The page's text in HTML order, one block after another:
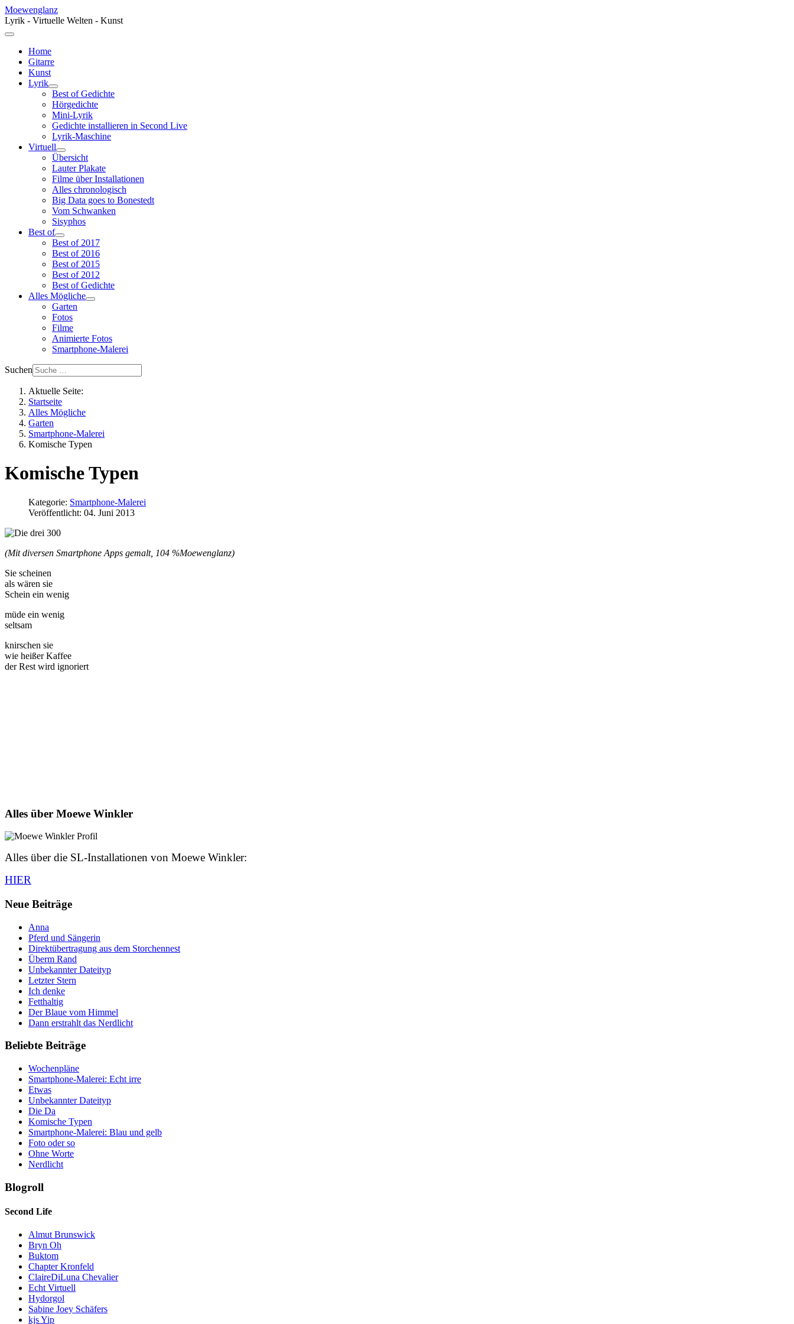
Moewenglanz
Lyrik - Virtuelle Welten - Kunst
Home
Gitarre
Kunst
Lyrik
Best of Gedichte
Hörgedichte
Mini-Lyrik
Gedichte installieren in Second Live
Lyrik-Maschine
Virtuell
Übersicht
Lauter Plakate
Filme über Installationen
Alles chronologisch
Big Data goes to Bonestedt
Vom Schwanken
Sisyphos
Best of
Best of 2017
Best of 2016
Best of 2015
Best of 2012
Best of Gedichte
Alles Mögliche
Garten
Fotos
Filme
Animierte Fotos
Smartphone-Malerei
Suchen
Aktuelle Seite:
Startseite
Alles Mögliche
Garten
Smartphone-Malerei
Komische Typen
Komische Typen
Kategorie: Smartphone-Malerei
Veröffentlicht: 04. Juni 2013
(Mit diversen Smartphone Apps gemalt, 104 %Moewenglanz)
Sie scheinen
als wären sie
Schein ein wenig
müde ein wenig
seltsam
knirschen sie
wie heißer Kaffee
der Rest wird ignoriert
Alles über Moewe Winkler
Alles über die SL-Installationen von Moewe Winkler:
HIER
Neue Beiträge
Anna
Pferd und Sängerin
Direktübertragung aus dem Storchennest
Überm Rand
Unbekannter Dateityp
Letzter Stern
Ich denke
Fetthaltig
Der Blaue vom Himmel
Dann erstrahlt das Nerdlicht
Beliebte Beiträge
Wochenpläne
Smartphone-Malerei: Echt irre
Etwas
Unbekannter Dateityp
Die Da
Komische Typen
Smartphone-Malerei: Blau und gelb
Foto oder so
Ohne Worte
Nerdlicht
Blogroll
Second Life
Almut Brunswick
Bryn Oh
Buktom
Chapter Kronfeld
ClaireDiLuna Chevalier
Echt Virtuell
Hydorgol
Sabine Joey Schäfers
kjs Yip